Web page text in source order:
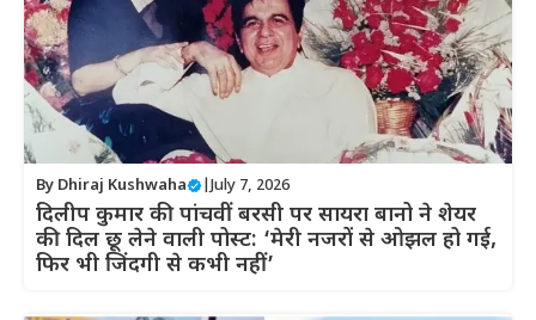
By Dhiraj Kushwaha July 7, 2026
दिलीप कुमार की पांचवीं बरसी पर सायरा बानो ने शेयर
की दिल छू लेने वाली पोस्ट: ‘मेरी नजरों से ओझल हो गई,
फिर भी जिंदगी से कभी नहीं’